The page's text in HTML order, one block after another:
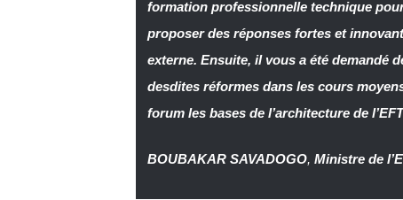
formation professionnelle technique
proposer des réponses fortes et
externe. Ensuite, il vous a été demandé
desdites réformes dans les cours
forum les bases de l’architecture de
BOUBAKAR SAVADOGO,Ministre de